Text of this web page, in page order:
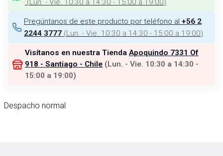
Pregúntanos de este producto por teléfono al +56 2
2244 3777 (Lun. - Vie. 10:30 a 14:30 - 15:00 a 19:00)
Visítanos en nuestra Tienda Apoquindo 7331 Of
918 - Santiago - Chile (Lun. - Vie. 10:30 a 14:30 -
15:00 a 19:00)
Despacho normal